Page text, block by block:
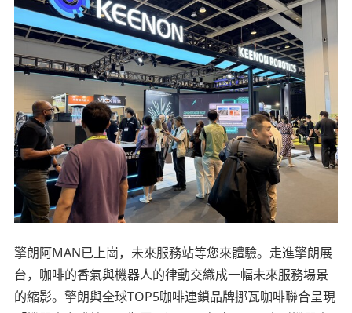
擎朗阿MAN已上崗，未來服務站等您來體驗。走進擎朗展
台，咖啡的香氣與機器人的律動交織成一幅未來服務場景
的縮影。擎朗與全球TOP5咖啡連鎖品牌挪瓦咖啡聯合呈現